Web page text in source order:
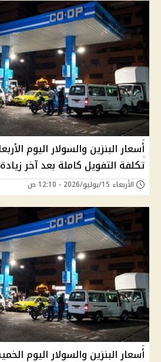
تكلفة التفويل كاملة بعد آخر زيادة
الأربعاء 15/يوليو/2026 - 12:10 ص